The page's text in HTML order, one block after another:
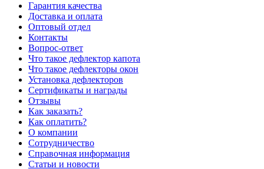
Гарантия качества
Доставка и оплата
Оптовый отдел
Контакты
Вопрос-ответ
Что такое дефлектор капота
Что такое дефлекторы окон
Установка дефлекторов
Сертификаты и награды
Отзывы
Как заказать?
Как оплатить?
О компании
Сотрудничество
Справочная информация
Статьи и новости